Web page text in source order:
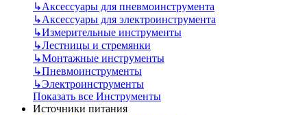
↳Аксессуары для пневмоинструмента
↳Аксессуары для электроинструмента
↳Измерительные инструменты
↳Лестницы и стремянки
↳Монтажные инструменты
↳Пневмоинструменты
↳Электроинструменты
Показать все Инструменты
Источники питания